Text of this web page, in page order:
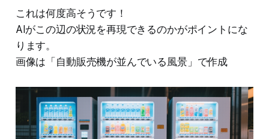
これは何度高そうです！
AIがこの辺の状況を再現できるのかがポイントにな
ります。
画像は「自動販売機が並んでいる風景」で作成